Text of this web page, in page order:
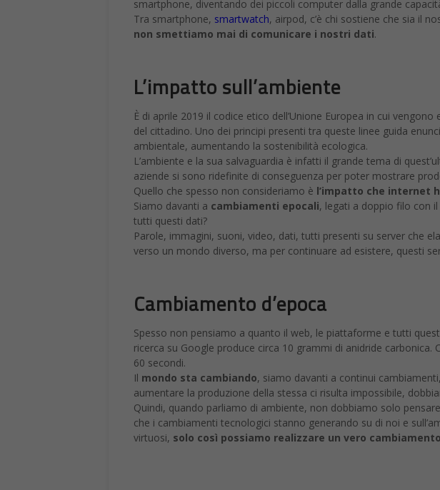
smartphone, diventando dei piccoli computer dalla grande
Tra smartphone, smartwatch, airpod, c’è chi sostiene che sia il
non smettiamo mai di comunicare i nostri dati.
L’impatto sull’ambiente
È di aprile 2019 il codice etico dell’Unione Europea in cui
del cittadino. Uno dei principi presenti tra queste linee guida
ambientale, aumentando la sostenibilità ecologica.
L’ambiente e la sua salvaguardia è infatti il grande tema di
aziende si sono ridefinite di conseguenza per poter mostrare
Quello che spesso non consideriamo è l’impatto che internet
Siamo davanti a cambiamenti epocali, legati a doppio filo con
tutti questi dati?
Parole, immagini, suoni, video, dati, tutti presenti su server che
verso un mondo diverso, ma per continuare ad esistere, questi
Cambiamento d’epoca
Spesso non pensiamo a quanto il web, le piattaforme e tutti
ricerca su Google produce circa 10 grammi di anidride
60 secondi.
Il mondo sta cambiando, siamo davanti a continui
aumentare la produzione della stessa ci risulta impossibile,
Quindi, quando parliamo di ambiente, non dobbiamo solo
che i cambiamenti tecnologici stanno generando su di noi e
virtuosi, solo così possiamo realizzare un vero cambiamento